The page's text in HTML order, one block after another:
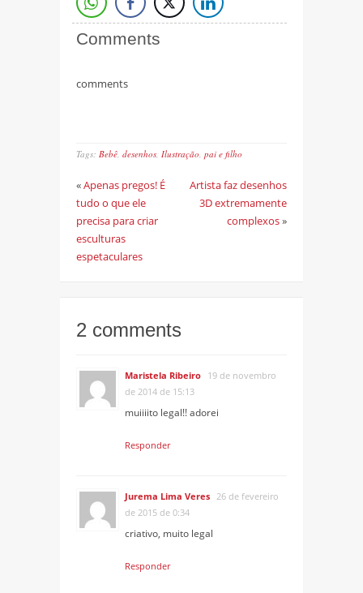
Comments
comments
Tags: Bebê, desenhos, Ilustração, pai e filho
«Apenas pregos! É
tudo o que ele
precisa para criar
esculturas
espetaculares
Artista faz desenhos
3D extremamente
complexos»
2 comments
Maristela Ribeiro 19 de novembro
de 2014 de 15:13
muiiiito legal!! adorei
Responder
Jurema Lima Veres 26 de fevereiro
de 2015 de 0:34
criativo, muito legal
Responder